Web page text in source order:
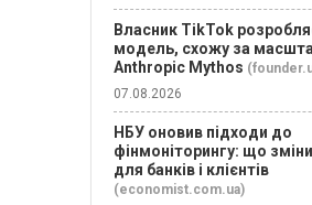
Власник TikTok
модель, схожу за
Anthropic Mythos
07.08.2026
НБУ оновив підходи до
фінмоніторингу: що
для банків і клієнтів
(economist.com.ua)